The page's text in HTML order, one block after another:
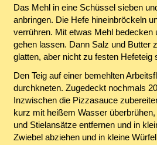
Das Mehl in eine Schüssel sieben
anbringen. Die Hefe hineinbröckeln
verrühren. Mit etwas Mehl bedecken
gehen lassen. Dann Salz und Butter
glatten, aber nicht zu festen Hefeteig
Den Teig auf einer bemehlten
durchkneten. Zugedeckt nochmals
Inzwischen die Pizzasauce
kurz mit heißem Wasser
und Stielansätze entfernen und in
Zwiebel abziehen und in kleine